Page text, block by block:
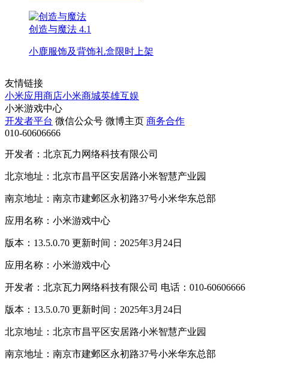
创造与魔法 4.1
小鹿服饰及背饰礼盒限时上架
友情链接
小米应用商店小米商城英雄互娱
小米游戏中心
开发者平台 微信公众号 微博主页 商务合作
010-60606666
开发者：北京瓦力网络科技有限公司
北京地址：北京市昌平区安居路小米智慧产业园
南京地址：南京市建邺区永初路37号小米华东总部
应用名称：小米游戏中心
版本：13.5.0.70 更新时间：2025年3月24日
应用名称：小米游戏中心
开发者：北京瓦力网络科技有限公司 电话：010-60606666
版本：13.5.0.70 更新时间：2025年3月24日
北京地址：北京市昌平区安居路小米智慧产业园
南京地址：南京市建邺区永初路37号小米华东总部